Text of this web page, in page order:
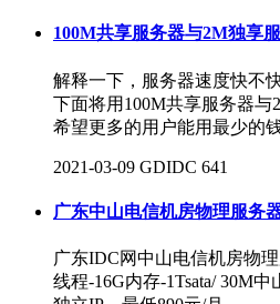
100M共享服务器与2M独享
解释一下，服务器速度快不
下面将用100M共享服务器与
希望更多的用户能用最少的
2021-03-09 GDIDC 641
广东中山电信机房物理服务
广东IDC网中山电信机房物
线程-16G内存-1Tsata/ 30M